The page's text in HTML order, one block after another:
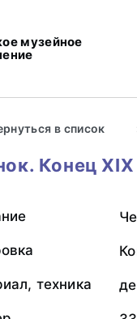
музейное
в список
Конец
техника